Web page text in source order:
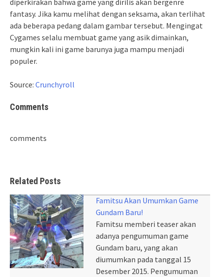
fantasy. Jika kamu melihat dengan seksama, akan terlihat
ada beberapa pedang dalam gambar tersebut. Mengingat
Cygames selalu membuat game yang asik dimainkan,
mungkin kali ini game barunya juga mampu menjadi
populer.
Source: Crunchyroll
Comments
comments
Related Posts
Famitsu Akan Umumkan Game
Gundam Baru!
Famitsu memberi teaser akan
adanya pengumuman game
Gundam baru, yang akan
diumumkan pada tanggal 15
Desember 2015. Pengumuman